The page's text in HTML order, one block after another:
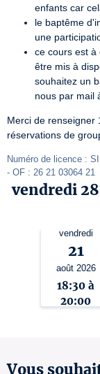
enfants car
le baptême
une
ce cours est à
être mis à
souhaitez un
nous par mail
Merci de renseigner
réservations de
Numéro de licence :
- OF : 26 21 03064 21
vendredi
vendredi
21
août 2026
18:30 à
20:00
Vous